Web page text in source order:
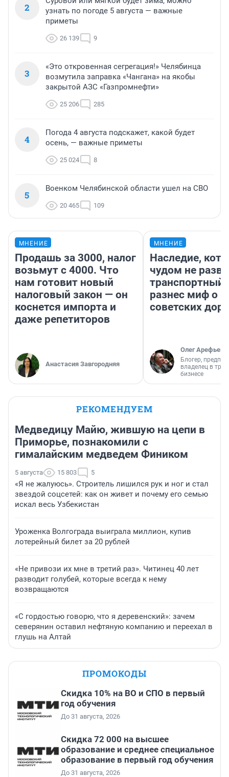
2
узнать по погоде 5 августа — важные
приметы
26 139 9
3
«Это откровенная сегрегация!» Челябинца
возмутила заправка «Чангана» на якобы
закрытой АЗС «Газпромнефти»
25 206 285
4
Погода 4 августа подскажет, какой будет
осень, — важные приметы
25 024 8
5
Военком Челябинской области ушел на СВО
20 465 109
МНЕНИЕ
Продашь за 3000, налог
возьмут с 4000. Что
нам готовит новый
налоговый закон — он
коснется импорта и
даже репетиторов
Анастасия Завгородняя
МНЕНИЕ
Наследие,
чудом не
транспортный
разнес миф о
советских
Олег Арефьев
Блогер,
владелец в
бизнесе
РЕКОМЕНДУЕМ
Медведицу Майю, жившую на цепи в
Приморье, познакомили с
гималайским медведем Фиником
5 августа 15 803 5
«Я не жалуюсь». Строитель лишился рук и ног и стал
звездой соцсетей: как он живет и почему его семью
искал весь Узбекистан
Уроженка Волгограда выиграла миллион, купив
лотерейный билет за 20 рублей
«Не привози их мне в третий раз». Читинец 40 лет
разводит голубей, которые всегда к нему
возвращаются
«С гордостью говорю, что я деревенский»: зачем
северянин оставил нефтяную компанию и переехал в
глушь на Алтай
ПРОМОКОДЫ
Скидка 10% на ВО и СПО в первый
год обучения
До 31 августа, 2026
Скидка 72 000 на высшее
образование и среднее специальное
образование в первый год обучения
До 31 августа, 2026